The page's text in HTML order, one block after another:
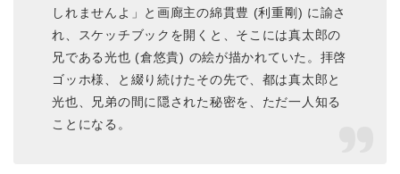
しれませんよ」と画廊主の綿貫豊 (利重剛) に諭さ
れ、スケッチブックを開くと、そこには真太郎の
兄である光也 (倉悠貴) の絵が描かれていた。拝啓
ゴッホ様、と綴り続けたその先で、都は真太郎と
光也、兄弟の間に隠された秘密を、ただ一人知る
ことになる。